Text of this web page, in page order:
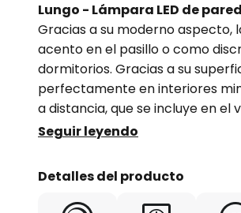
Lungo - Lámpara LED de
Gracias a su moderno aspecto,
acento en el pasillo o como
dormitorios. Gracias a su
perfectamente en interiores
a distancia, que se incluye en el
regular a través del mando a
Seguir leyendo
Detalles del producto